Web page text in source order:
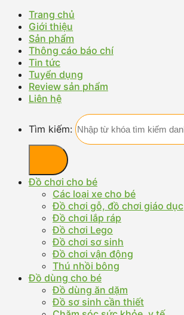
Trang chủ
Giới thiệu
Sản phẩm
Thông cáo báo chí
Tin tức
Tuyển dụng
Review sản phẩm
Liên hệ
Tìm kiếm:
Đồ chơi cho bé
Các loại xe cho bé
Đồ chơi gỗ, đồ chơi giáo dục
Đồ chơi lắp ráp
Đồ chơi Lego
Đồ chơi sơ sinh
Đồ chơi vận động
Thú nhồi bông
Đồ dùng cho bé
Đồ dùng ăn dặm
Đồ sơ sinh cần thiết